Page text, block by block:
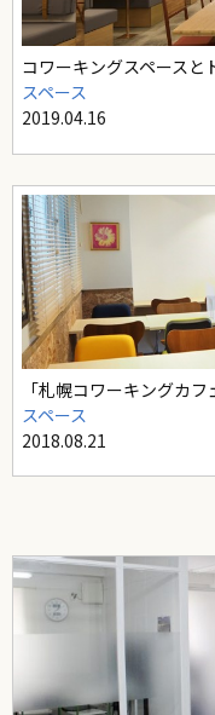
コワーキングスペース
スペース
2019.04.16
「札幌コワーキングカ
スペース
2018.08.21